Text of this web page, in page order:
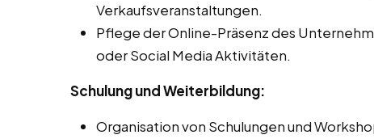
Verkaufsveranstaltungen.
Pflege der Online-Präsenz des
oder Social Media Aktivitäten.
Schulung und Weiterbildung:
Organisation von Schulungen und